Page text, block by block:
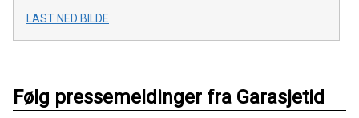
LAST NED BILDE
Følg pressemeldinger fra Garasjetid